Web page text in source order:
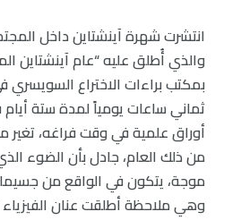
والذي أُطلق عليه “عام آينشتاين
بمكتب براءات الاختراع
ثماني ساعات يومياً لمدة ستة أيام
أوراق علمية في وقت فراغه، تغير
من ذلك العام، جادل بأن الضوء
موجة، يتكون في الواقع من
وهي ملاحظة أطلقت عنان